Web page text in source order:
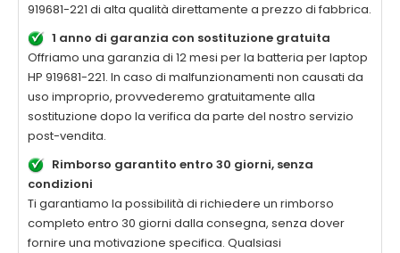
919681-221 di alta qualità direttamente a prezzo di fabbrica.
1 anno di garanzia con sostituzione gratuita
Offriamo una garanzia di 12 mesi per la batteria per laptop
HP 919681-221. In caso di malfunzionamenti non causati da
uso improprio, provvederemo gratuitamente alla
sostituzione dopo la verifica da parte del nostro servizio
post-vendita.
Rimborso garantito entro 30 giorni, senza
condizioni
Ti garantiamo la possibilità di richiedere un rimborso
completo entro 30 giorni dalla consegna, senza dover
fornire una motivazione specifica. Qualsiasi